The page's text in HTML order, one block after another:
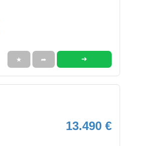
★ ➦ ➜
13.490 €